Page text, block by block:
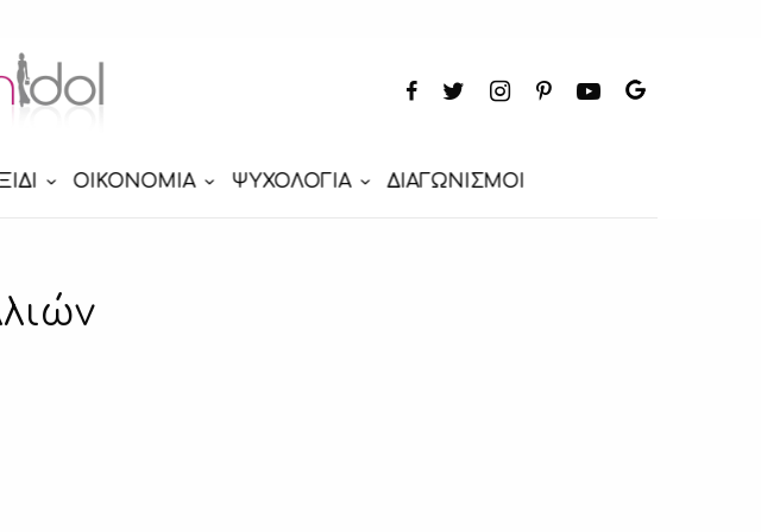
ΟΙΚΟΝΟΜΙΑ ΨΥΧΟΛΟΓΙΑ ΔΙΑΓΩΝΙΣΜΟΙ